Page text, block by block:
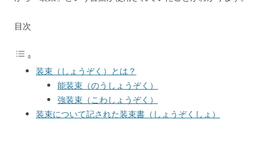
目次
装束（しょうぞく）とは？
能装束（のうしょうぞく）
強装束（こわしょうぞく）
装束について記された装束書（しょうぞくしょ）